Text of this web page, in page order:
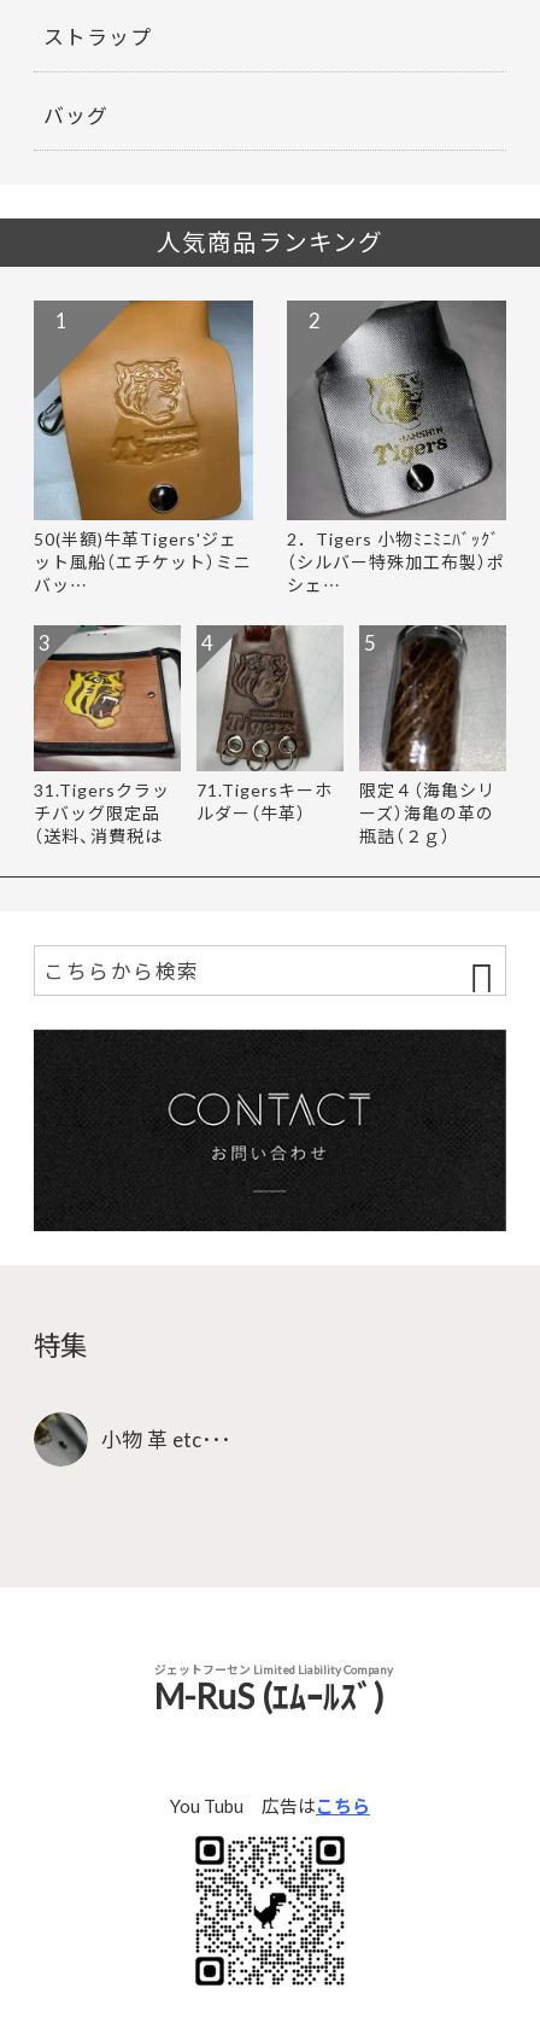
ストラップ
バッグ
人気商品ランキング
50(半額)牛革Tigers'ジェ
ット風船（エチケット）ミニ
バッ…
1
2．Tigers 小物ﾐﾆﾐﾆﾊﾞｯｸﾞ
（シルバー特殊加工布製）ポ
シェ…
2
31.Tigersクラッ
チバッグ限定品
（送料、消費税は
3
71.Tigersキーホ
ルダー（牛革）
4
限定４（海亀シリ
ーズ）海亀の革の
瓶詰（２ｇ）
5
特集
小物 革 etc･･･
ジェットフーセン Limited Liability Company
M-RuS (ｴﾑｰﾙｽﾞ)
You Tubu 広告はこちら